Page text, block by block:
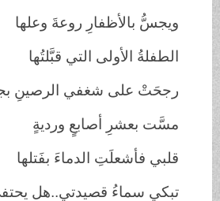
ويجسُّ بالأظفارِ روعةَ وعلها
الطفلةُ الأولى التي قبَّلتُها
رجحَتْ على شغفي الرصينِ
مسَّت بعشرِ أصابعٍ ورديةٍ
قلبي فأشعلَتِ الدماءَ بفَتلها
تبكي سماءُ قصيدتي..هل يحتفي